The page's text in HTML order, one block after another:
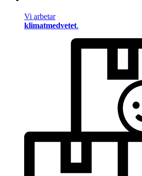
Vi arbetar
klimatmedvetet.